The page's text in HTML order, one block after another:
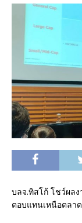
บลจ.ทิสโก้ โชว์ผล
ตอบแทนเหนือตลาด